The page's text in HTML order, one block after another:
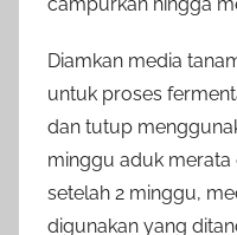
Diamkan media
untuk proses
dan tutup
minggu aduk
setelah 2 minggu,
digunakan yang